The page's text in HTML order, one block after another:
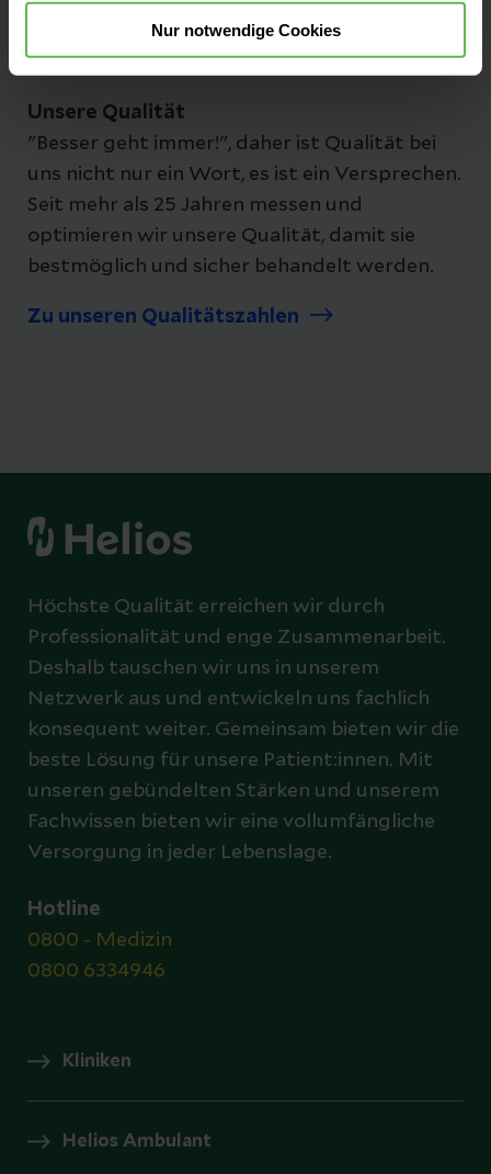
Nur notwendige Cookies
Unsere Qualität
"Besser geht immer!", daher ist Qualität bei
uns nicht nur ein Wort, es ist ein Versprechen.
Seit mehr als 25 Jahren messen und
optimieren wir unsere Qualität, damit sie
bestmöglich und sicher behandelt werden.
Zu unseren Qualitätszahlen
Höchste Qualität erreichen wir durch
Professionalität und enge Zusammenarbeit.
Deshalb tauschen wir uns in unserem
Netzwerk aus und entwickeln uns fachlich
konsequent weiter. Gemeinsam bieten wir die
beste Lösung für unsere Patient:innen. Mit
unseren gebündelten Stärken und unserem
Fachwissen bieten wir eine vollumfängliche
Versorgung in jeder Lebenslage.
Hotline
0800 - Medizin
0800 6334946
Kliniken
Helios Ambulant